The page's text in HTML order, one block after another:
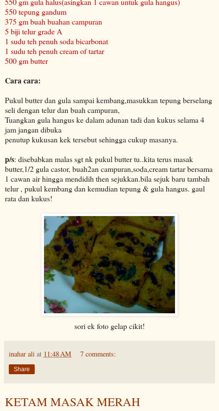
550 tepung gandum
375 gm buah buahan campuran
5 biji telur grade A
1 sudu teh penuh soda bicarbonat
1 sudu teh penuh cream of tartar
500 gm butter
Cara cara:
Pukul butter dan gula sampai kembang,masukkan tepung berselang
seli dengan telur dan buah campuran,
Tuangkan gula hangus ke dalam adunan tadi dan kukus selama 4
jam jangan dibuka
penutup kukusan kek tersebut sehingga cukup masanya.
p/s: disebabkan malas sgt nk pukul butter tu..kita terus masak
butter,1/2 gula castor, buah2an campuran,soda,cream tartar bersama
1 cawan air hingga mendidih then sejukkan.bila sejuk baru tambah
telur , pukul kembang dan kemudian tepung & gula hangus. gaul
rata dan kukus!
sori ek foto gelap cikit!
inahar ali at 11:48 AM 7 comments:
Share
KETAM MASAK MERAH